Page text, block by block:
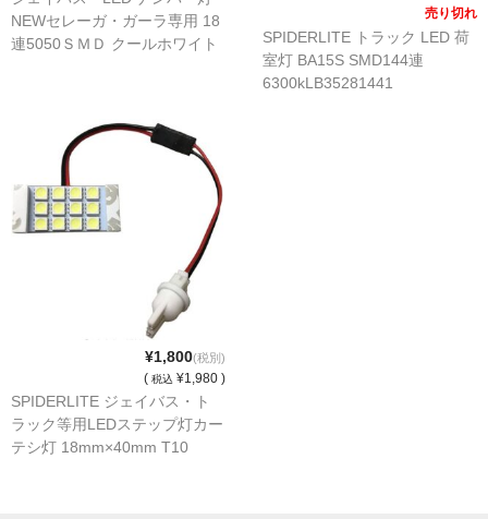
NEWセレーガ・ガーラ専用 18
連5050ＳＭＤ クールホワイト
売り切れ
SPIDERLITE トラック LED 荷
室灯 BA15S SMD144連
6300kLB35281441
¥1,800(税別)
( 税込 ¥1,980 )
SPIDERLITE ジェイバス・ト
ラック等用LEDステップ灯カー
テシ灯 18mm×40mm T10